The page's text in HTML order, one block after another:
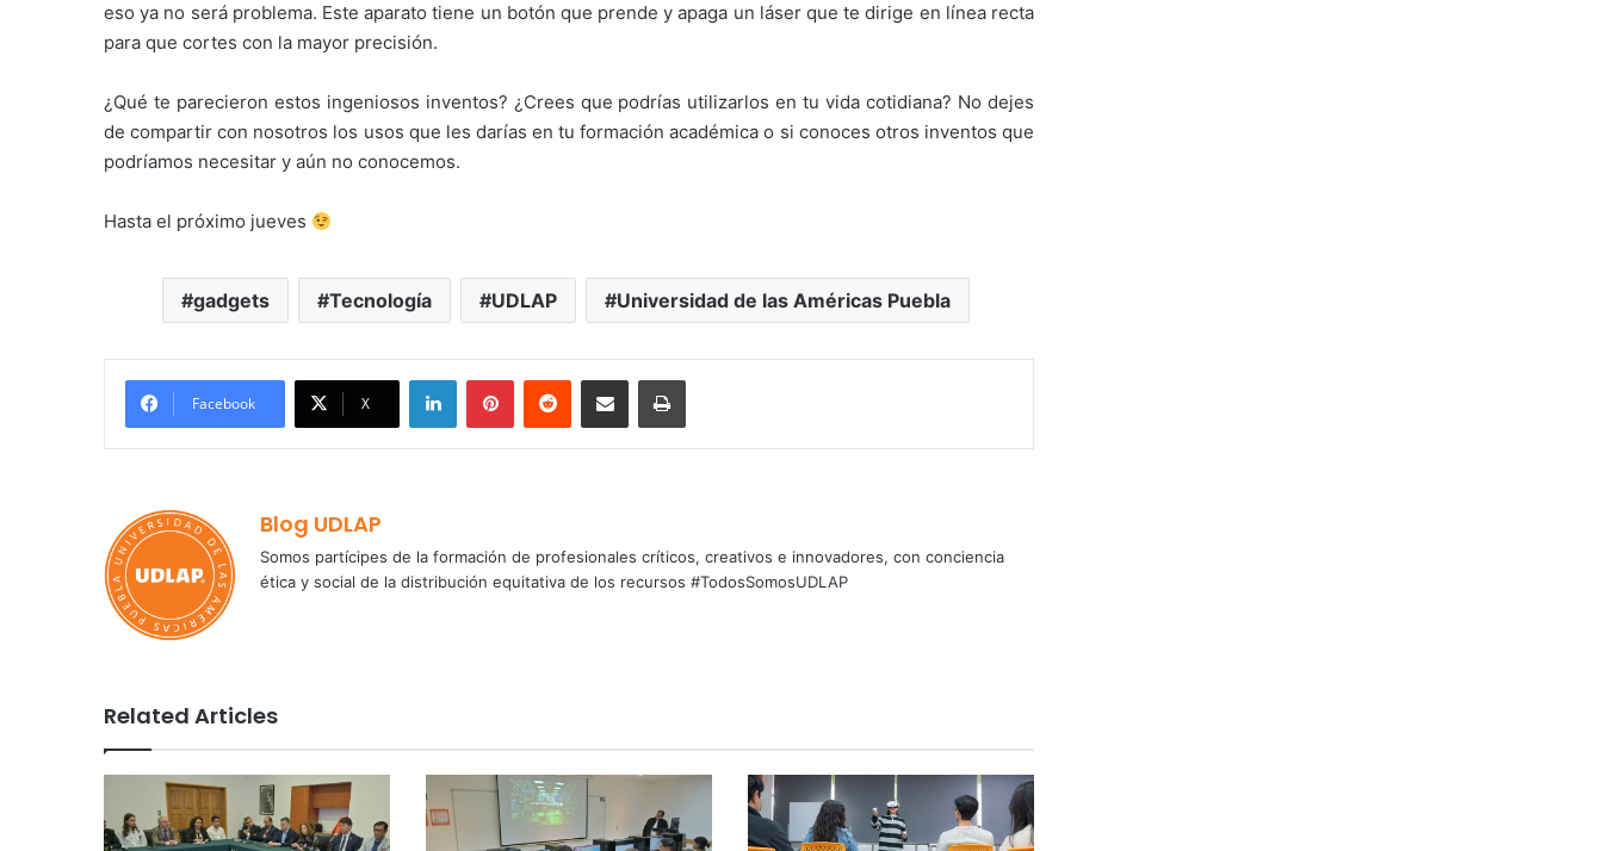
eso ya no será problema. Este aparato tiene un botón que prende y apaga un láser que te dirige en línea recta
para que cortes con la mayor precisión.
¿Qué te parecieron estos ingeniosos inventos? ¿Crees que podrías utilizarlos en tu vida cotidiana? No dejes
de compartir con nosotros los usos que les darías en tu formación académica o si conoces otros inventos que
podríamos necesitar y aún no conocemos.
Hasta el próximo jueves
gadgets Tecnología UDLAP Universidad de las Américas Puebla
Facebook X
LinkedInPinterestReddit Share via Email Print
Blog UDLAP
Somos partícipes de la formación de profesionales críticos, creativos e innovadores, con conciencia
ética y social de la distribución equitativa de los recursos #TodosSomosUDLAP
Related Articles